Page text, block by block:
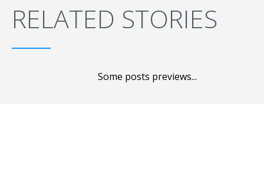
RELATED STORIES
Some posts previews...